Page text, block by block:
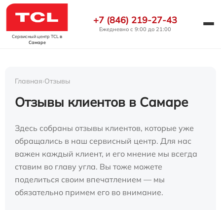
Сервисный центр TCL в
Самаре
+7 (846) 219-27-43
Ежедневно с 9:00 до 21:00
Главная›Отзывы
Отзывы клиентов в Самаре
Здесь собраны отзывы клиентов, которые уже
обращались в наш сервисный центр. Для нас
важен каждый клиент, и его мнение мы всегда
ставим во главу угла. Вы тоже можете
поделиться своим впечатлением — мы
обязательно примем его во внимание.